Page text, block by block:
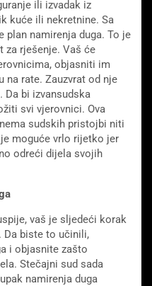
ili izvadak iz
kuće ili nekretnine. Sa
namirenja duga. To je
za rješenje. Vaš će
objasniti im
rate. Zauzvrat od nje
Da bi izvansudska
svi vjerovnici. Ova
sudskih pristojbi niti
moguće vrlo rijetko jer
odreći dijela svojih
vaš je sljedeći korak
Da biste to učinili,
i objasnite zašto
Stečajni sud sada
namirenja duga